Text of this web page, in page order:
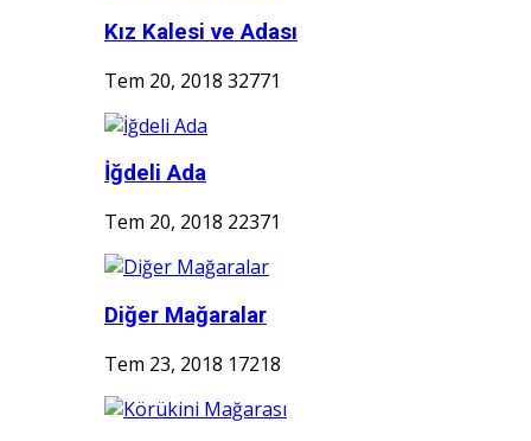
Kız Kalesi ve Adası
Tem 20, 2018 32771
İğdeli Ada
Tem 20, 2018 22371
Diğer Mağaralar
Tem 23, 2018 17218